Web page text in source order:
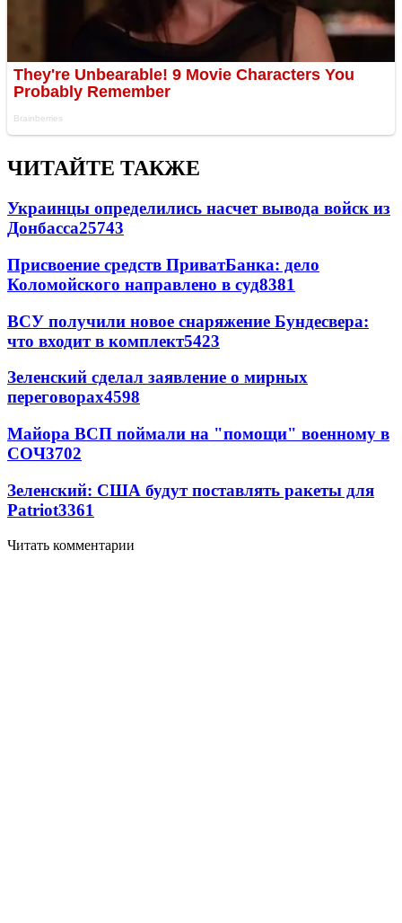
ЧИТАЙТЕ ТАКЖЕ
Украинцы определились насчет вывода войск из
Донбасса25743
Присвоение средств ПриватБанка: дело
Коломойского направлено в суд8381
ВСУ получили новое снаряжение Бундесвера:
что входит в комплект5423
Зеленский сделал заявление о мирных
переговорах4598
Майора ВСП поймали на "помощи" военному в
СОЧ3702
Зеленский: США будут поставлять ракеты для
Patriot3361
Читать комментарии